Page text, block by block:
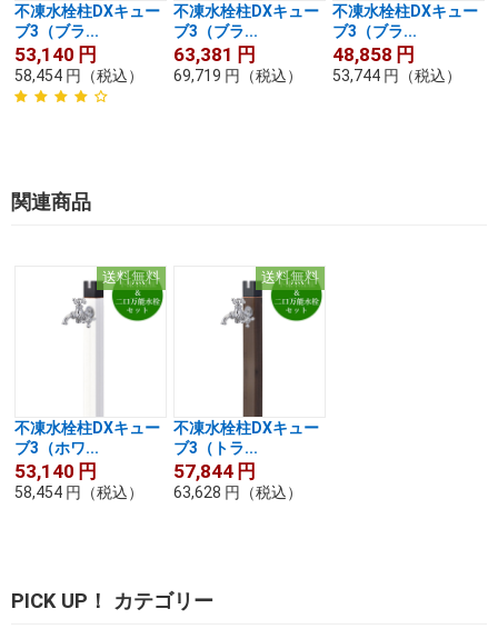
不凍水栓柱DXキュー
ブ3（ブラ...
53,140 円
58,454 円 （税込）
不凍水栓柱DXキュー
ブ3（ブラ...
63,381 円
69,719 円 （税込）
不凍水栓柱DXキュー
ブ3（ブラ...
48,858 円
53,744 円 （税込）
関連商品
送料無料
不凍水栓柱DXキュー
ブ3（ホワ...
53,140 円
58,454 円 （税込）
送料無料
不凍水栓柱DXキュー
ブ3（トラ...
57,844 円
63,628 円 （税込）
PICK UP！ カテゴリー